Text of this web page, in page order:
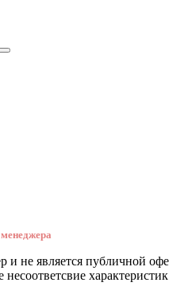
не является публичной
несоответсвие